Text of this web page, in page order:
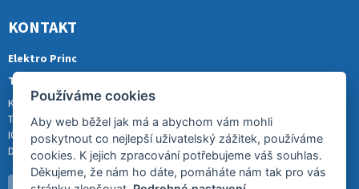
KONTAKT
Elektro Princ
Tomáš Princ
Krkonošská 290, 46841 TANVALD
Tel.: 773 880 988
IČ: 01153731
DIČ: CZ8007202522
Používáme cookies
Aby web běžel jak má a abychom vám mohli
poskytnout co nejlepší uživatelský zážitek, používáme
cookies. K jejich zpracování potřebujeme váš souhlas.
Děkujeme, že nám ho dáte, pomáháte nám tak pro vás